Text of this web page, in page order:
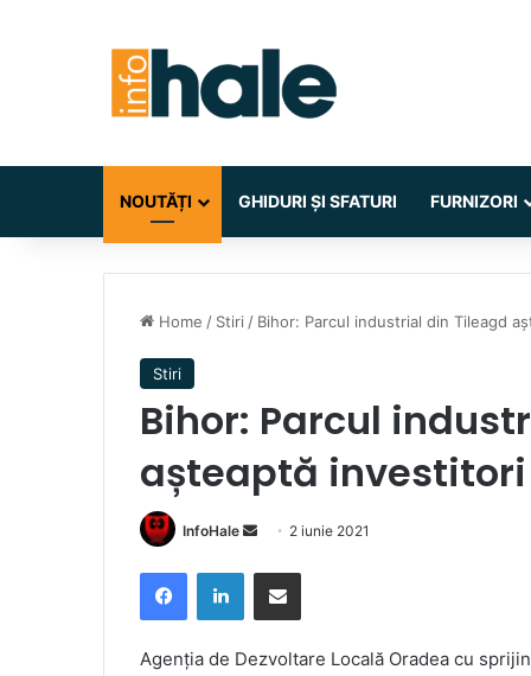
NOUTĂȚI GHIDURI ȘI SFATURI FURNIZORI
Home / Stiri / Bihor: Parcul industrial din Tileagd
Stiri
Bihor: Parcul
așteaptă investitori
InfoHale
Send
email
2 iunie 2021
FacebookLinkedInShare via Email
Agenția de Dezvoltare Locală Oradea cu